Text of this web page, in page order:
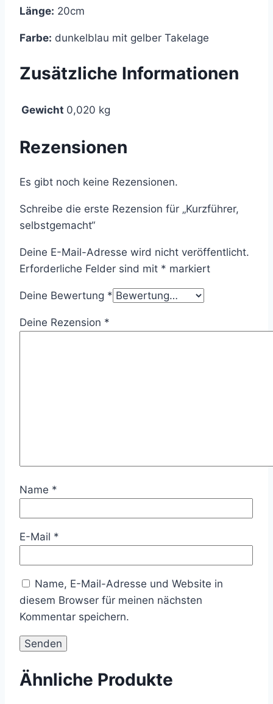
Länge: 20cm
Farbe: dunkelblau mit gelber Takelage
Zusätzliche Informationen
Gewicht 0,020 kg
Rezensionen
Es gibt noch keine Rezensionen.
Schreibe die erste Rezension für „Kurzführer,
selbstgemacht“
Deine E-Mail-Adresse wird nicht veröffentlicht.
Erforderliche Felder sind mit * markiert
Deine Bewertung *
Deine Rezension *
Name *
E-Mail *
Name, E-Mail-Adresse und Website in
diesem Browser für meinen nächsten
Kommentar speichern.
Ähnliche Produkte